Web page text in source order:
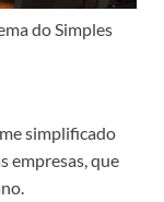
do Simples
simplificado
empresas, que